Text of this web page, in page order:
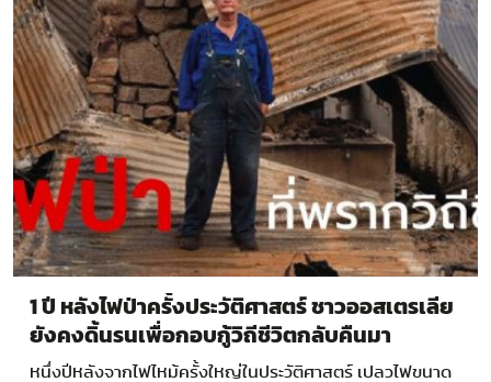
1 ปี หลังไฟป่าครั้งประวัติศาสตร์ ชาวออสเตรเลีย
ยังคงดิ้นรนเพื่อกอบกู้วิถีชีวิตกลับคืนมา
หนึ่งปีหลังจากไฟไหม้ครั้งใหญ่ในประวัติศาสตร์ เปลวไฟขนาด